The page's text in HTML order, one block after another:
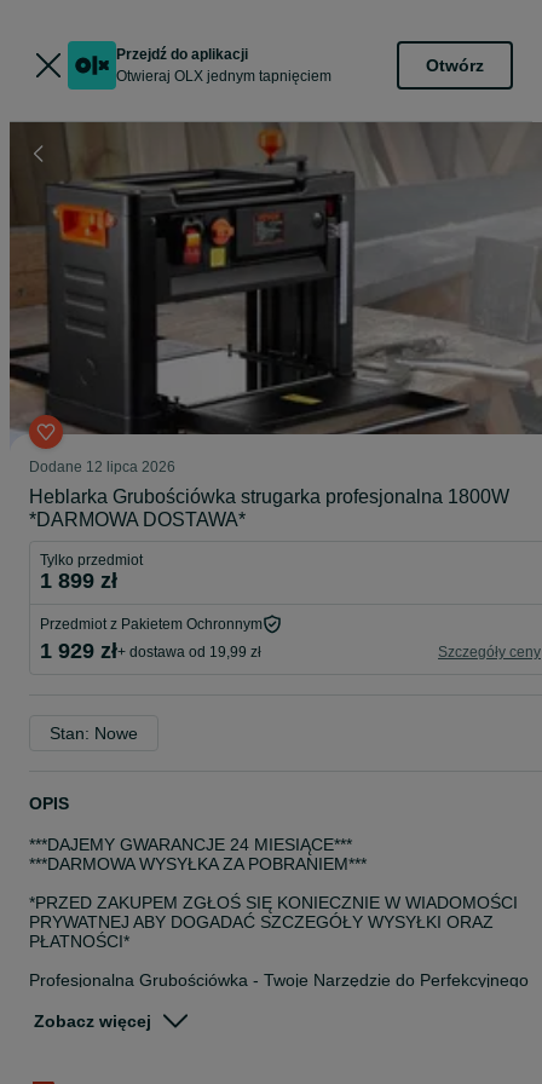
Przejdź do aplikacji
Otwieraj OLX jednym tapnięciem
Otwórz
Dodane 12 lipca 2026
Heblarka Grubościówka strugarka profesjonalna 1800W
*DARMOWA DOSTAWA*
Tylko przedmiot
1 899 zł
Przedmiot z Pakietem Ochronnym
1 929 zł+ dostawa od 19,99 zł Szczegóły ceny
Stan: Nowe
OPIS
***DAJEMY GWARANCJE 24 MIESIĄCE***
***DARMOWA WYSYŁKA ZA POBRANIEM***
*PRZED ZAKUPEM ZGŁOŚ SIĘ KONIECZNIE W WIADOMOŚCI
PRYWATNEJ ABY DOGADAĆ SZCZEGÓŁY WYSYŁKI ORAZ
PŁATNOŚCI*
Profesjonalna Grubościówka - Twoje Narzędzie do Perfekcyjnego
Opis Produktu:
Zobacz więcej